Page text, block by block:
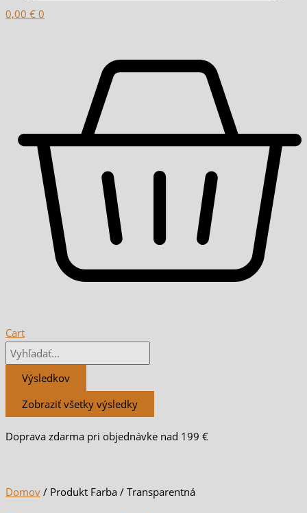
0,00 € 0
Cart
Výsledkov
Zobraziť všetky výsledky
Doprava zdarma pri objednávke nad 199 €
Domov / Produkt Farba / Transparentná